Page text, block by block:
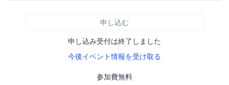
申し込む
申し込み受付は終了しました
今後イベント情報を受け取る
参加費無料